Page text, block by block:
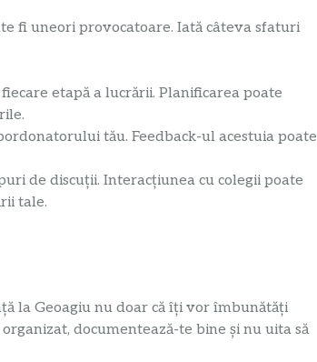
fi uneori provocatoare. Iată câteva sfaturi
etapă a lucrării. Planificarea poate
tău. Feedback-ul acestuia poate
de discuții. Interacțiunea cu colegii poate
tale.
la Geoagiu nu doar că îți vor îmbunătăți
documentează-te bine și nu uita să